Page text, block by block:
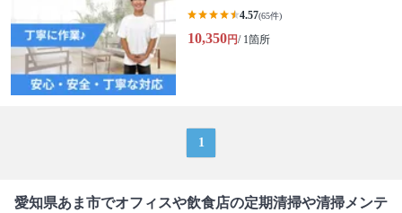
4.57(65件)
10,350円/ 1箇所
1
愛知県あま市でオフィスや飲食店の定期清掃や清掃メンテ